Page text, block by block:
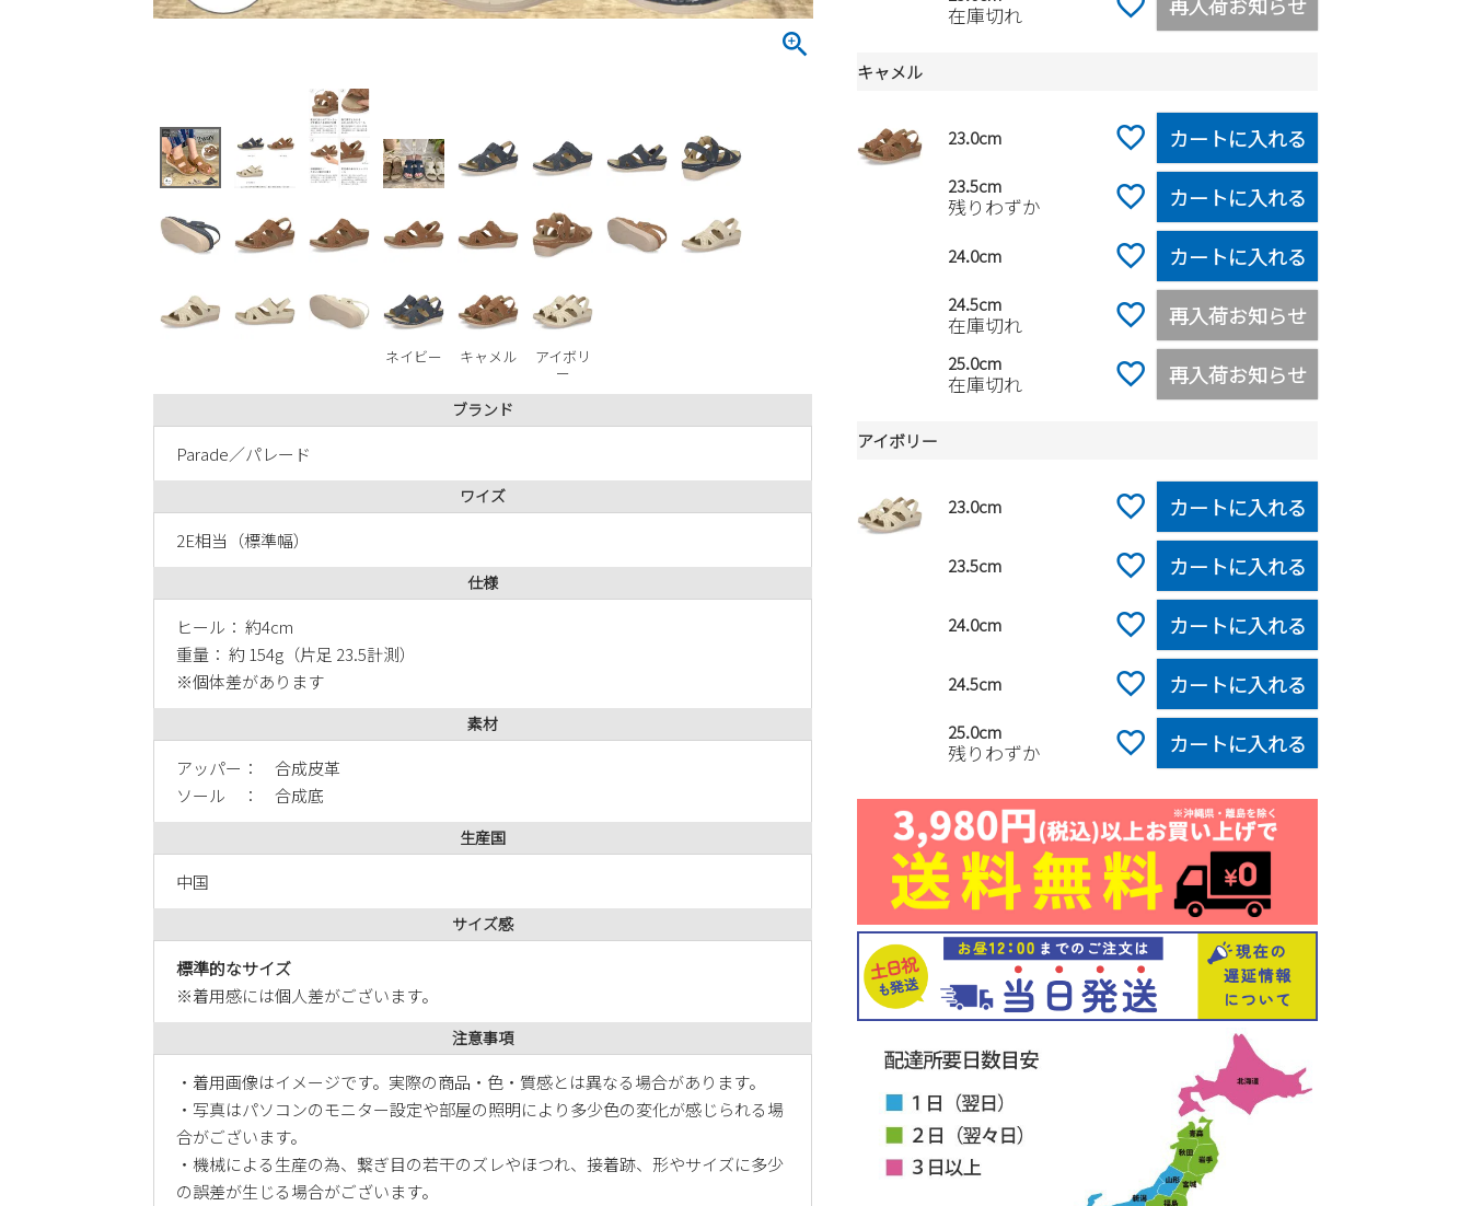
ネイビー キャメル アイボリ
ー
ブランド
Parade／パレード
ワイズ
2E相当（標準幅）
仕様
ヒール： 約4cm
重量： 約 154g（片足 23.5計測）
※個体差があります
素材
アッパー： 合成皮革
ソール ： 合成底
生産国
中国
サイズ感
標準的なサイズ
※着用感には個人差がございます。
注意事項
・着用画像はイメージです。実際の商品・色・質感とは異なる場合があります。
・写真はパソコンのモニター設定や部屋の照明により多少色の変化が感じられる場
合がございます。
・機械による生産の為、繋ぎ目の若干のズレやほつれ、接着跡、形やサイズに多少
の誤差が生じる場合がございます。
在庫切れ
キャメル
23.0cm カートに入れる
23.5cm
残りわずか カートに入れる
24.0cm カートに入れる
24.5cm
在庫切れ 再入荷お知らせ
25.0cm
在庫切れ 再入荷お知らせ
アイボリー
23.0cm カートに入れる
23.5cm カートに入れる
24.0cm カートに入れる
24.5cm カートに入れる
25.0cm
残りわずか カートに入れる